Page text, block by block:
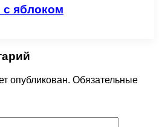
с яблоком
опубликован. Обязательные